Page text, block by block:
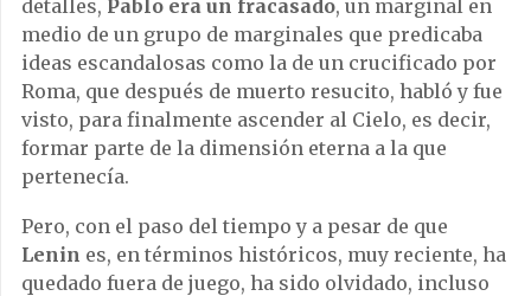
detalles, Pablo era un fracasado, un marginal en
medio de un grupo de marginales que predicaba
ideas escandalosas como la de un crucificado por
Roma, que después de muerto resucito, habló y fue
visto, para finalmente ascender al Cielo, es decir,
formar parte de la dimensión eterna a la que
pertenecía.
Pero, con el paso del tiempo y a pesar de que
Lenin es, en términos históricos, muy reciente, ha
quedado fuera de juego, ha sido olvidado, incluso